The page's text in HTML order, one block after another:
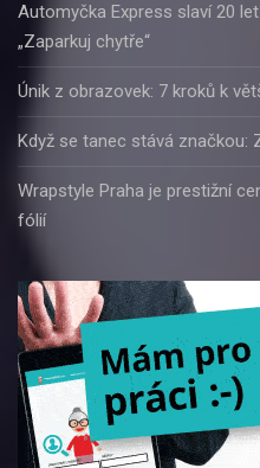
Automyčka Express slaví 20
„Zaparkuj chytře“
Únik z obrazovek: 7 kroků k
Když se tanec stává značkou:
Wrapstyle Praha je prestižní
fólií